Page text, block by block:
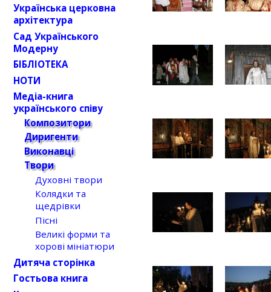
Українська церковна
архітектура
Сад Українського
Модерну
БІБЛІОТЕКА
НОТИ
Медіа-книга
українського співу
Композитори
Диригенти
Виконавці
Твори
Духовні твори
Колядки та
щедрівки
Пісні
Великі форми та
хорові мініатюри
Дитяча сторінка
Гостьова книга